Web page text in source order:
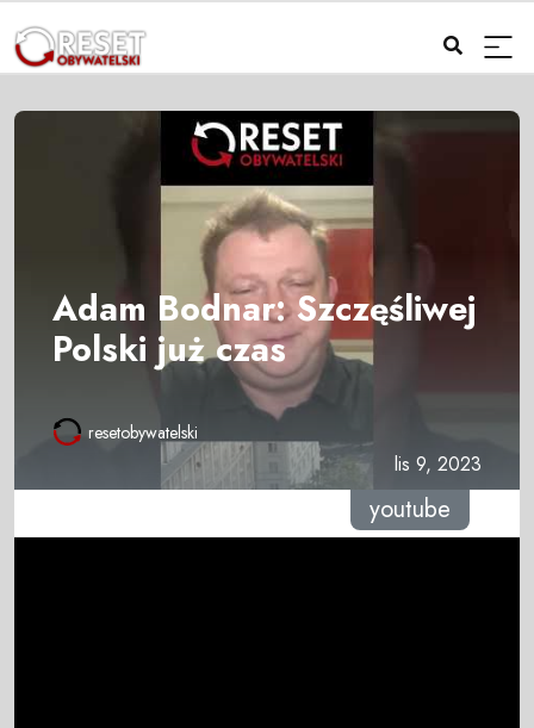
Adam Bodnar: Szczęśliwej
Polski już czas
resetobywatelski
lis 9, 2023
youtube